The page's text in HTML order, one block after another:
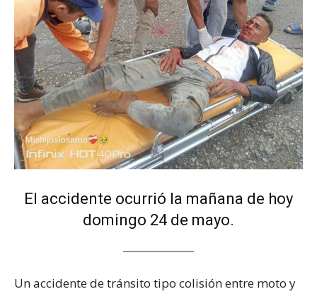
El accidente ocurrió la mañana de hoy
domingo 24 de mayo.
Un accidente de tránsito tipo colisión entre moto y